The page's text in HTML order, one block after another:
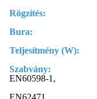
Rögzítés:
Bura:
Teljesítmény (W):
Szabvány:
EN60598-1,
EN62471